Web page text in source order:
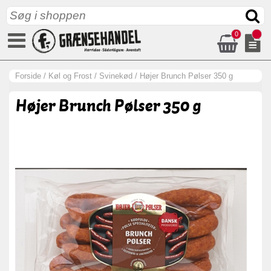
0
Forside / Køl og Frost / Svinekød / Højer Brunch Pølser 350 g
Højer Brunch Pølser 350 g